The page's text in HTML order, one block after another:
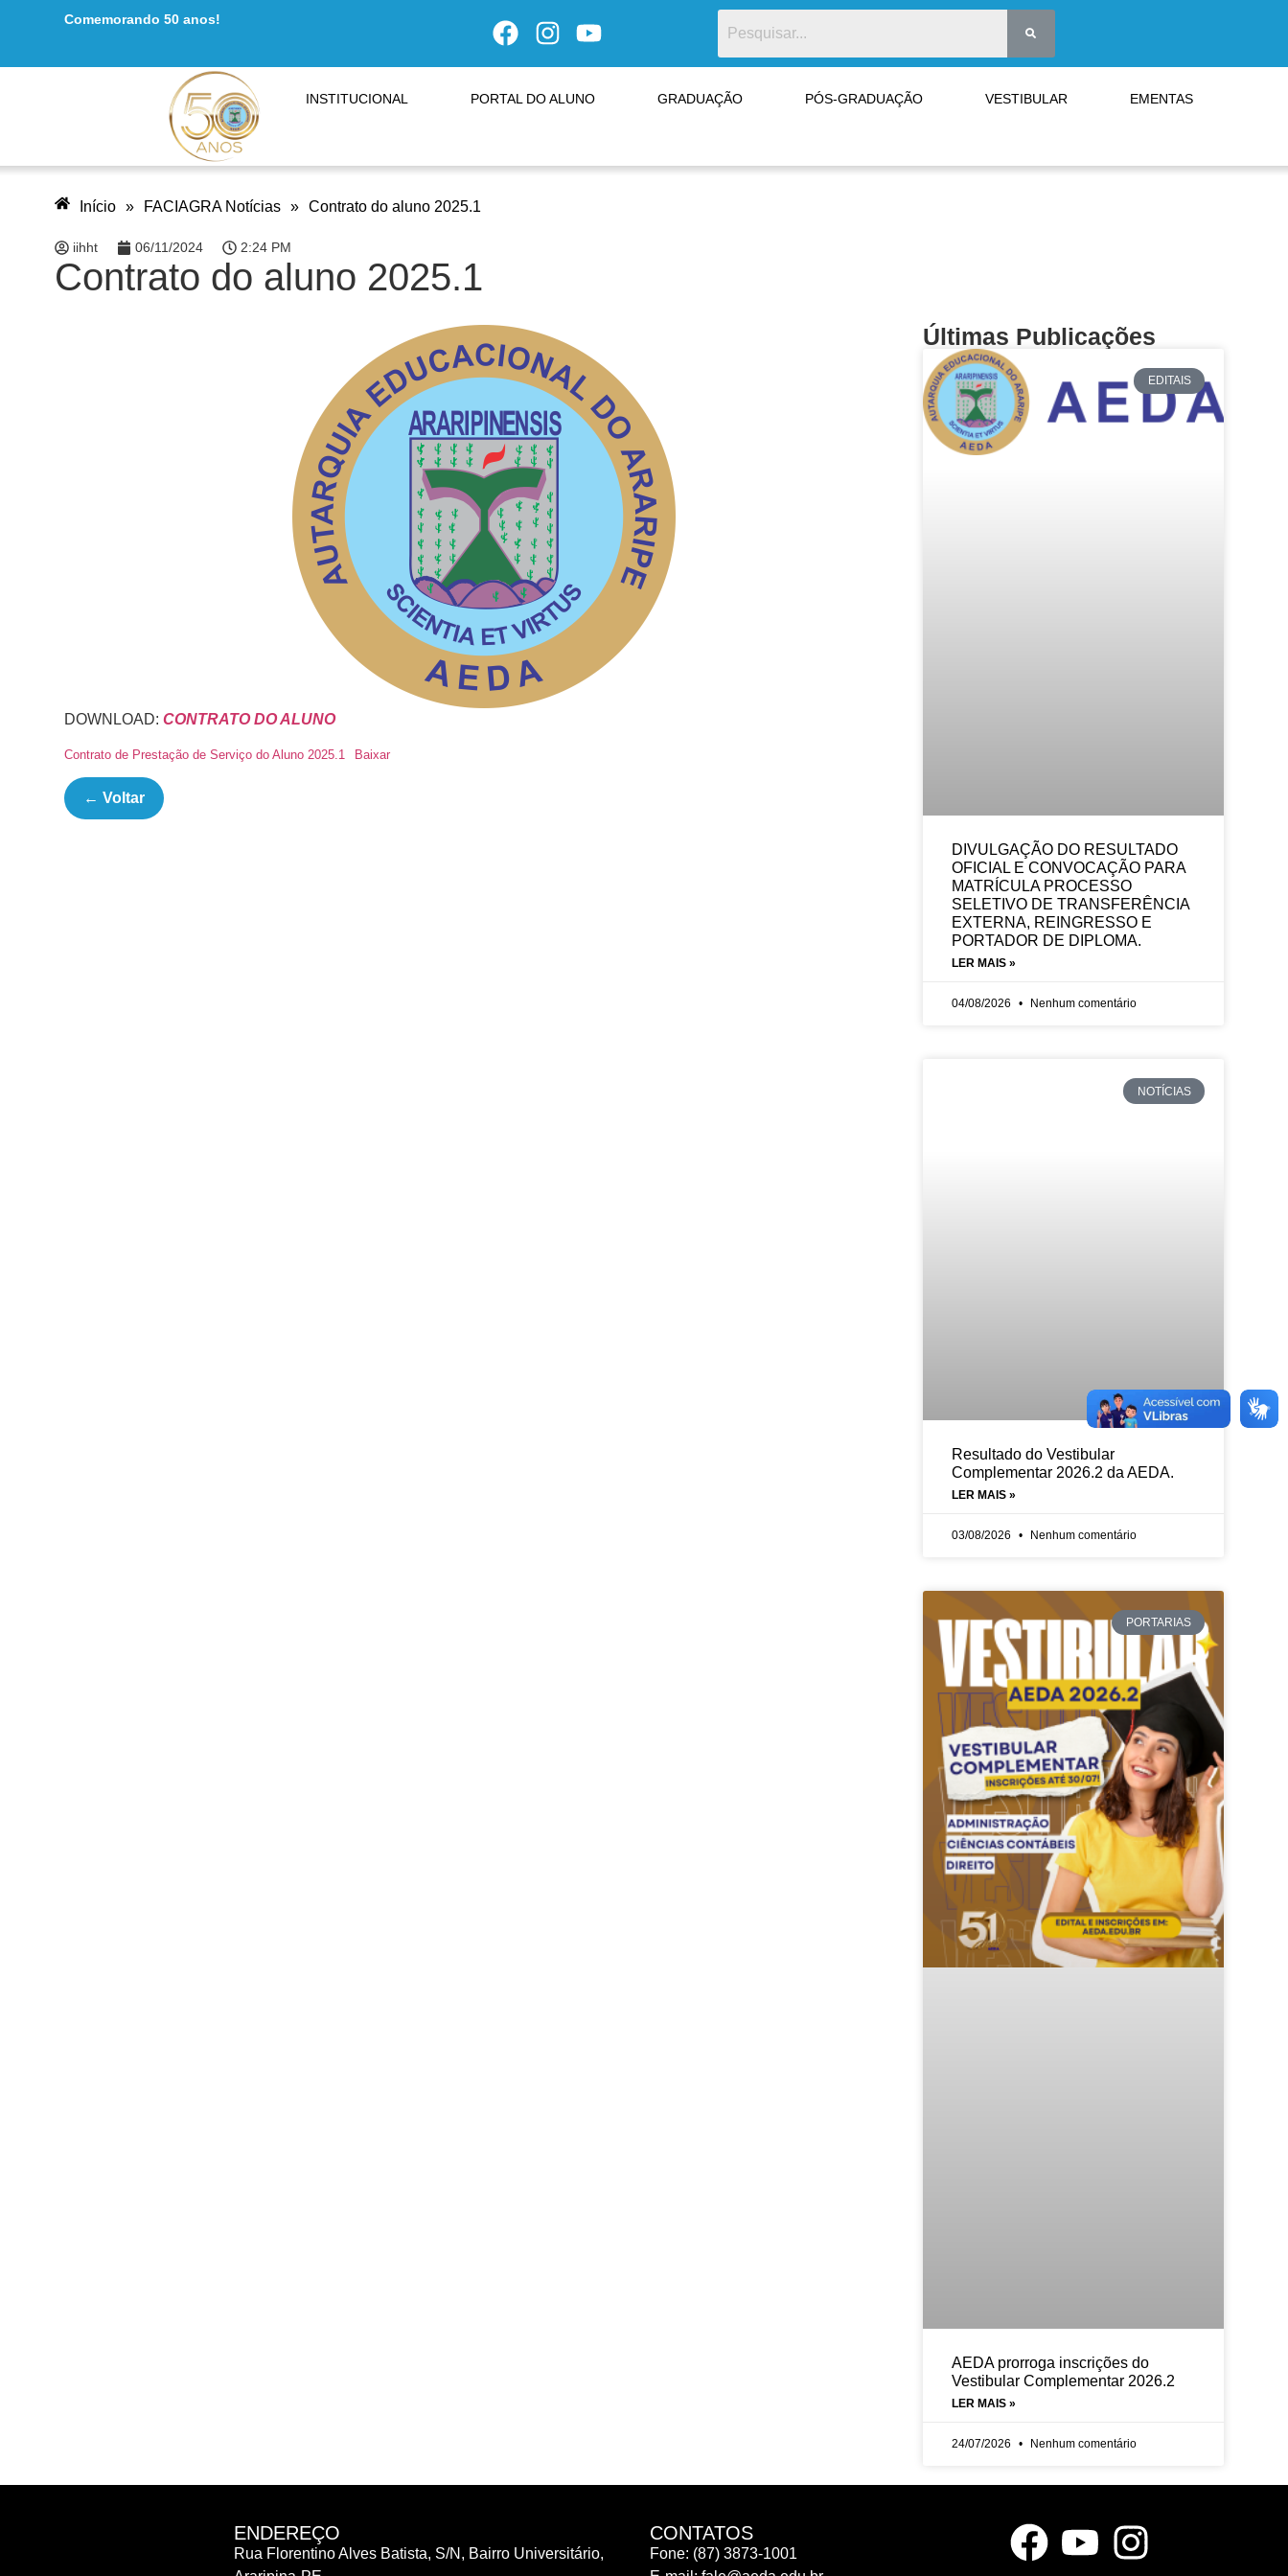
Comemorando 50 anos!
INSTITUCIONAL PORTAL DO ALUNO GRADUAÇÃO PÓS-GRADUAÇÃO VESTIBULAR EMENTAS
Início » FACIAGRA Notícias » Contrato do aluno 2025.1
iihht 06/11/2024 2:24 PM
Contrato do aluno 2025.1
DOWNLOAD: CONTRATO DO ALUNO
Contrato de Prestação de Serviço do Aluno 2025.1 Baixar
← Voltar
Últimas Publicações
EDITAIS
DIVULGAÇÃO DO RESULTADO
OFICIAL E CONVOCAÇÃO PARA
MATRÍCULA PROCESSO
SELETIVO DE TRANSFERÊNCIA
EXTERNA, REINGRESSO E
PORTADOR DE DIPLOMA.
LER MAIS »
04/08/2026 Nenhum comentário
NOTÍCIAS
Resultado do Vestibular
Complementar 2026.2 da AEDA.
LER MAIS »
03/08/2026 Nenhum comentário
PORTARIAS
AEDA prorroga inscrições do
Vestibular Complementar 2026.2
LER MAIS »
24/07/2026 Nenhum comentário
ENDEREÇO
Rua Florentino Alves Batista, S/N, Bairro Universitário,
CONTATOS
Fone: (87) 3873-1001